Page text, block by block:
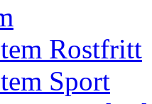
Rostfritt
Sport